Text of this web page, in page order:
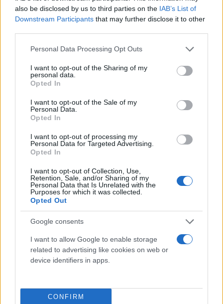
also be disclosed by us to third parties on the IAB’s List of
Downstream Participants that may further disclose it to other
Please note that this website/app uses one or more Google
not limited to your visit or usage behaviour. You may click to
grant or deny consent to Google and its third-party tags to
use your data for below specified purposes in below Google
consent section.
Personal Data Processing Opt Outs
I want to opt-out of the Sharing of my
personal data.
Opted In
I want to opt-out of the Sale of my
Personal Data.
Opted In
I want to opt-out of processing my
Personal Data for Targeted Advertising.
Opted In
I want to opt-out of Collection, Use,
Retention, Sale, and/or Sharing of my
Personal Data that Is Unrelated with the
Purposes for which it was collected.
Opted Out
Google consents
I want to allow Google to enable storage
related to advertising like cookies on web or
device identifiers in apps.
CONFIRM
συγκεντρώσουν 120 κιλά απορριμμάτων και 60 κιλά
ανακυκλώσιμων υλικών.